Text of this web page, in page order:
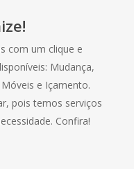
com um clique e
Mudança,
e Içamento.
pois temos serviços
Confira!